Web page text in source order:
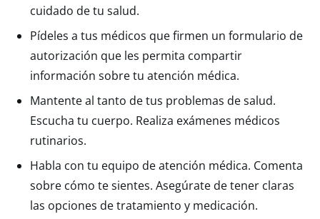
cuidado de tu salud.
Pídeles a tus médicos que firmen un formulario de
autorización que les permita compartir
información sobre tu atención médica.
Mantente al tanto de tus problemas de salud.
Escucha tu cuerpo. Realiza exámenes médicos
rutinarios.
Habla con tu equipo de atención médica. Comenta
sobre cómo te sientes. Asegúrate de tener claras
las opciones de tratamiento y medicación.